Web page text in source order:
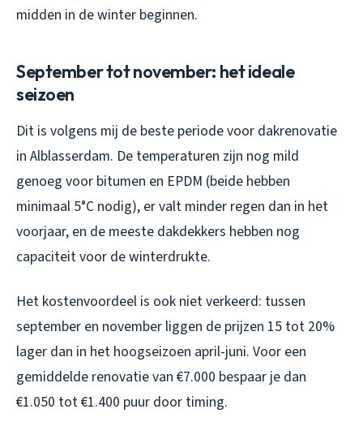
midden in de winter beginnen.
September tot november: het ideale
seizoen
Dit is volgens mij de beste periode voor dakrenovatie
in Alblasserdam. De temperaturen zijn nog mild
genoeg voor bitumen en EPDM (beide hebben
minimaal 5°C nodig), er valt minder regen dan in het
voorjaar, en de meeste dakdekkers hebben nog
capaciteit voor de winterdrukte.
Het kostenvoordeel is ook niet verkeerd: tussen
september en november liggen de prijzen 15 tot 20%
lager dan in het hoogseizoen april-juni. Voor een
gemiddelde renovatie van €7.000 bespaar je dan
€1.050 tot €1.400 puur door timing.